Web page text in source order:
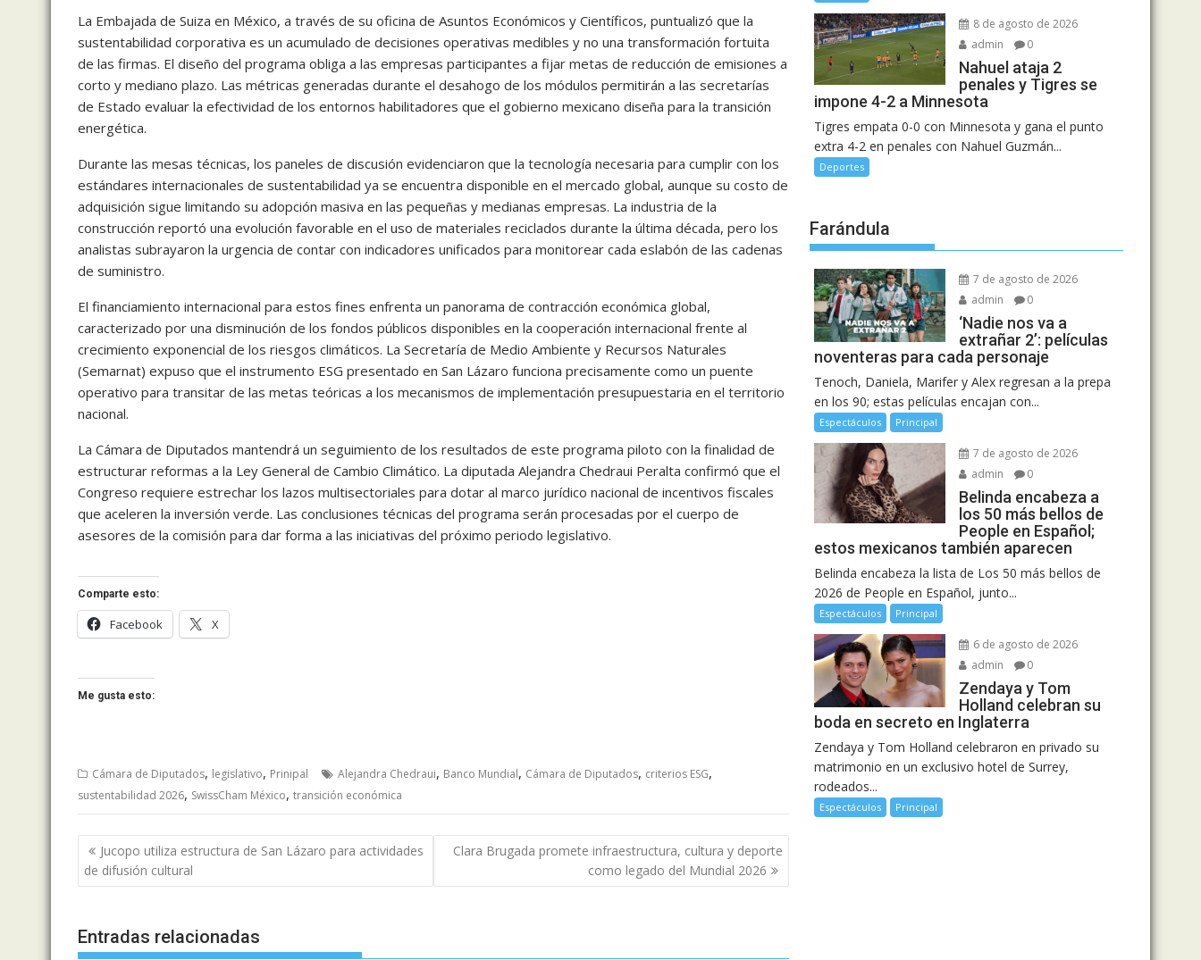
La Embajada de Suiza en México, a través de su oficina de Asuntos Económicos y Científicos, puntualizó que la
sustentabilidad corporativa es un acumulado de decisiones operativas medibles y no una transformación fortuita
de las firmas. El diseño del programa obliga a las empresas participantes a fijar metas de reducción de emisiones a
corto y mediano plazo. Las métricas generadas durante el desahogo de los módulos permitirán a las secretarías
de Estado evaluar la efectividad de los entornos habilitadores que el gobierno mexicano diseña para la transición
energética.
Durante las mesas técnicas, los paneles de discusión evidenciaron que la tecnología necesaria para cumplir con los
estándares internacionales de sustentabilidad ya se encuentra disponible en el mercado global, aunque su costo de
adquisición sigue limitando su adopción masiva en las pequeñas y medianas empresas. La industria de la
construcción reportó una evolución favorable en el uso de materiales reciclados durante la última década, pero los
analistas subrayaron la urgencia de contar con indicadores unificados para monitorear cada eslabón de las cadenas
de suministro.
El financiamiento internacional para estos fines enfrenta un panorama de contracción económica global,
caracterizado por una disminución de los fondos públicos disponibles en la cooperación internacional frente al
crecimiento exponencial de los riesgos climáticos. La Secretaría de Medio Ambiente y Recursos Naturales
(Semarnat) expuso que el instrumento ESG presentado en San Lázaro funciona precisamente como un puente
operativo para transitar de las metas teóricas a los mecanismos de implementación presupuestaria en el territorio
nacional.
La Cámara de Diputados mantendrá un seguimiento de los resultados de este programa piloto con la finalidad de
estructurar reformas a la Ley General de Cambio Climático. La diputada Alejandra Chedraui Peralta confirmó que el
Congreso requiere estrechar los lazos multisectoriales para dotar al marco jurídico nacional de incentivos fiscales
que aceleren la inversión verde. Las conclusiones técnicas del programa serán procesadas por el cuerpo de
asesores de la comisión para dar forma a las iniciativas del próximo periodo legislativo.
Comparte esto:
Facebook X
Me gusta esto:
Cámara de Diputados, legislativo, Prinipal Alejandra Chedraui, Banco Mundial, Cámara de Diputados, criterios ESG,
sustentabilidad 2026, SwissCham México, transición económica
Navegación
de
entradas
Jucopo utiliza estructura de San Lázaro para actividades
de difusión cultural
Clara Brugada promete infraestructura, cultura y deporte
como legado del Mundial 2026
Entradas relacionadas
8 de agosto de 2026
admin
0
Nahuel ataja 2
penales y Tigres se
impone 4-2 a Minnesota
Tigres empata 0-0 con Minnesota y gana el punto
extra 4-2 en penales con Nahuel Guzmán...
Deportes
Farándula
7 de agosto de 2026
admin
0
‘Nadie nos va a
extrañar 2’: películas
noventeras para cada personaje
Tenoch, Daniela, Marifer y Alex regresan a la prepa
en los 90; estas películas encajan con...
Espectáculos Principal
7 de agosto de 2026
admin
0
Belinda encabeza a
los 50 más bellos de
People en Español;
estos mexicanos también aparecen
Belinda encabeza la lista de Los 50 más bellos de
2026 de People en Español, junto...
Espectáculos Principal
6 de agosto de 2026
admin
0
Zendaya y Tom
Holland celebran su
boda en secreto en Inglaterra
Zendaya y Tom Holland celebraron en privado su
matrimonio en un exclusivo hotel de Surrey,
rodeados...
Espectáculos Principal